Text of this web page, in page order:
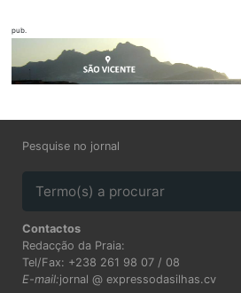
pub.
Pesquise no jornal
Contactos
Redacção da Praia:
Tel/Fax: +238 261 98 07 / 08
E-mail:jornal @ expressodasilhas.cv